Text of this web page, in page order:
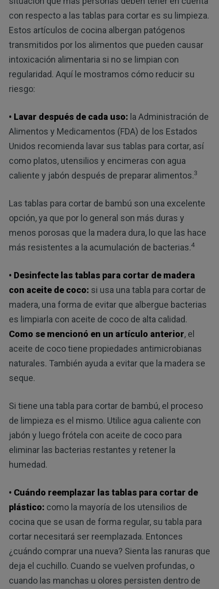
con respecto a las tablas para cortar es su limpieza.
Estos artículos de cocina albergan patógenos
transmitidos por los alimentos que pueden causar
intoxicación alimentaria si no se limpian con
regularidad. Aquí le mostramos cómo reducir su
riesgo:
• Lavar después de cada uso: la Administración de
Alimentos y Medicamentos (FDA) de los Estados
Unidos recomienda lavar sus tablas para cortar, así
como platos, utensilios y encimeras con agua
caliente y jabón después de preparar alimentos.3
Las tablas para cortar de bambú son una excelente
opción, ya que por lo general son más duras y
menos porosas que la madera dura, lo que las hace
más resistentes a la acumulación de bacterias.4
• Desinfecte las tablas para cortar de madera
con aceite de coco: si usa una tabla para cortar de
madera, una forma de evitar que albergue bacterias
es limpiarla con aceite de coco de alta calidad.
Como se mencionó en un artículo anterior, el
aceite de coco tiene propiedades antimicrobianas
naturales. También ayuda a evitar que la madera se
seque.
Si tiene una tabla para cortar de bambú, el proceso
de limpieza es el mismo. Utilice agua caliente con
jabón y luego frótela con aceite de coco para
eliminar las bacterias restantes y retener la
humedad.
• Cuándo reemplazar las tablas para cortar de
plástico: como la mayoría de los utensilios de
cocina que se usan de forma regular, su tabla para
cortar necesitará ser reemplazada. Entonces
¿cuándo comprar una nueva? Sienta las ranuras que
deja el cuchillo. Cuando se vuelven profundas, o
cuando las manchas u olores persisten dentro de